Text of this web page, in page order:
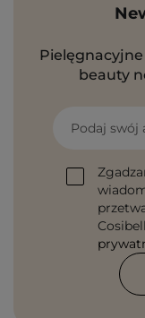
beauty
Podaj swój